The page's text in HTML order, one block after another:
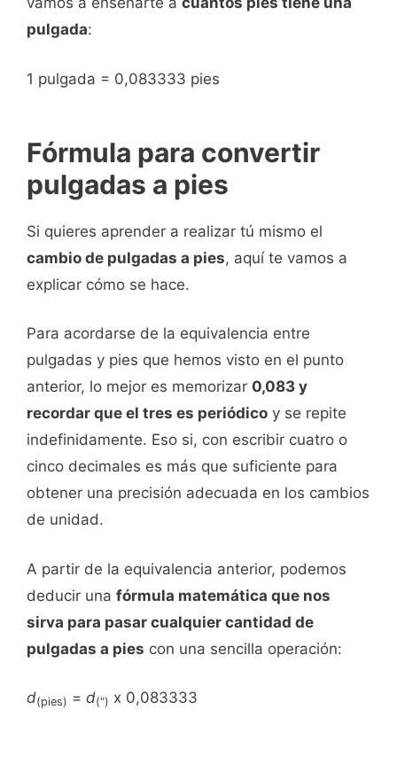
pulgada:
1 pulgada = 0,083333 pies
Fórmula para convertir
pulgadas a pies
Si quieres aprender a realizar tú mismo el
cambio de pulgadas a pies, aquí te vamos a
explicar cómo se hace.
Para acordarse de la equivalencia entre
pulgadas y pies que hemos visto en el punto
anterior, lo mejor es memorizar 0,083 y
recordar que el tres es periódico y se repite
indefinidamente. Eso si, con escribir cuatro o
cinco decimales es más que suficiente para
obtener una precisión adecuada en los cambios
de unidad.
A partir de la equivalencia anterior, podemos
deducir una fórmula matemática que nos
sirva para pasar cualquier cantidad de
pulgadas a pies con una sencilla operación:
d(pies) = d(") x 0,083333